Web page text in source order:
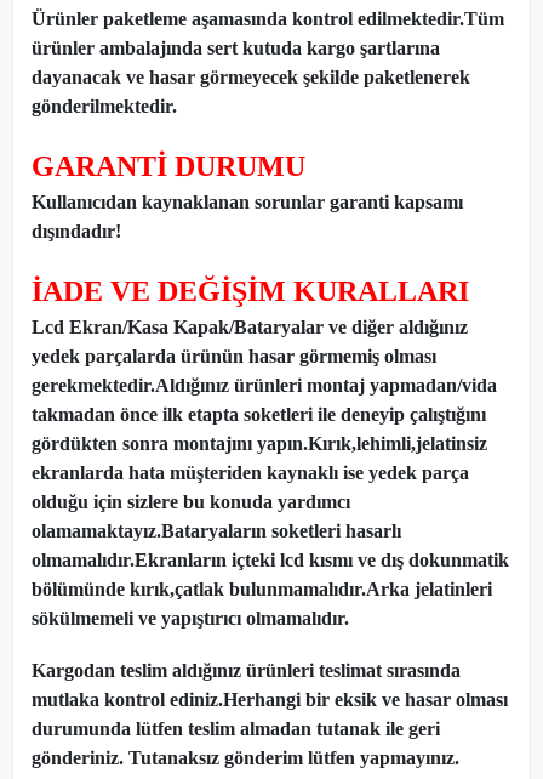
Ürünler paketleme aşamasında kontrol edilmektedir.Tüm
ürünler ambalajında sert kutuda kargo şartlarına
dayanacak ve hasar görmeyecek şekilde paketlenerek
gönderilmektedir.
GARANTİ DURUMU
Kullanıcıdan kaynaklanan sorunlar garanti kapsamı
dışındadır!
İADE VE DEĞİŞİM KURALLARI
Lcd Ekran/Kasa Kapak/Bataryalar ve diğer aldığınız
yedek parçalarda ürünün hasar görmemiş olması
gerekmektedir.Aldığınız ürünleri montaj yapmadan/vida
takmadan önce ilk etapta soketleri ile deneyip çalıştığını
gördükten sonra montajını yapın.Kırık,lehimli,jelatinsiz
ekranlarda hata müşteriden kaynaklı ise yedek parça
olduğu için sizlere bu konuda yardımcı
olamamaktayız.Bataryaların soketleri hasarlı
olmamalıdır.Ekranların içteki lcd kısmı ve dış dokunmatik
bölümünde kırık,çatlak bulunmamalıdır.Arka jelatinleri
sökülmemeli ve yapıştırıcı olmamalıdır.
Kargodan teslim aldığınız ürünleri teslimat sırasında
mutlaka kontrol ediniz.Herhangi bir eksik ve hasar olması
durumunda lütfen teslim almadan tutanak ile geri
gönderiniz. Tutanaksız gönderim lütfen yapmayınız.